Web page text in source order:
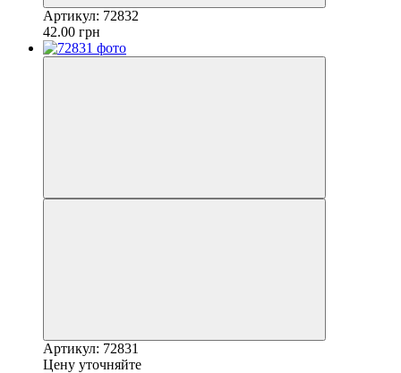
Артикул: 72832
42.00 грн
Артикул: 72831
Цену уточняйте